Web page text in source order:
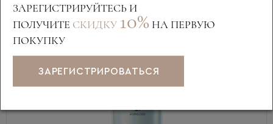
ЗАРЕГИСТРИРУЙТЕСЬ И
ПОЛУЧИТЕ СКИДКУ 10% НА ПЕРВУЮ
ПОКУПКУ
ЗАРЕГИСТРИРОВАТЬСЯ